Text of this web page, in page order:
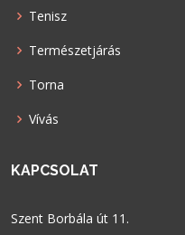
Tenisz
Természetjárás
Torna
Vívás
KAPCSOLAT
Szent Borbála út 11.